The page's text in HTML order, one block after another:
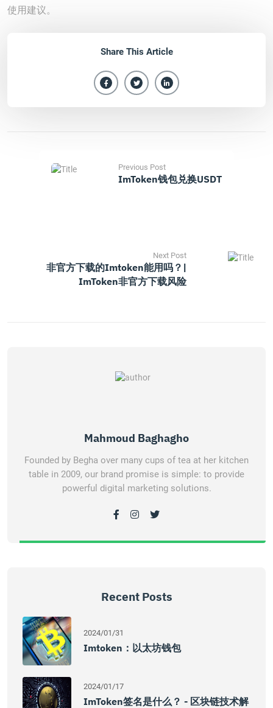
使用建议。
Share This Article
Previous Post
ImToken钱包兑换USDT
Next Post
非官方下载的imtoken能用吗？|
ImToken非官方下载风险
Mahmoud Baghagho
Founded by Begha over many cups of tea at her kitchen
table in 2009, our brand promise is simple: to provide
powerful digital marketing solutions.
Recent Posts
2024/01/31
Imtoken：以太坊钱包
2024/01/17
ImToken签名是什么？ - 区块链技术解